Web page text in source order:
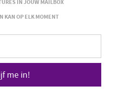
IN JOUW MAILBOX
KAN OP ELK MOMENT
me in!